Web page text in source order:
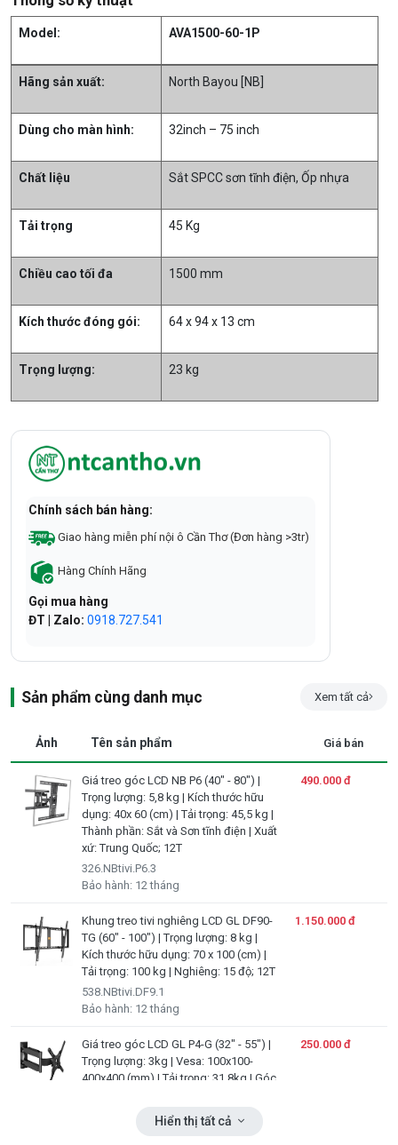
Model: AVA1500-60-1P
Hãng sản xuất: North Bayou [NB]
Dùng cho màn hình: 32inch – 75 inch
Chất liệu Sắt SPCC sơn tĩnh điện, Ốp nhựa
Tải trọng 45 Kg
Chiều cao tối đa 1500 mm
Kích thước đóng gói: 64 x 94 x 13 cm
Trọng lượng: 23 kg
Chính sách bán hàng:
Giao hàng miễn phí nội ô Cần Thơ (Đơn hàng >3tr)
Hàng Chính Hãng
Gọi mua hàng
ĐT | Zalo: 0918.727.541
Sản phẩm cùng danh mục Xem tất cả
Ảnh Tên sản phẩm Giá bán
Giá treo góc LCD NB P6 (40" - 80") |
Trọng lượng: 5,8 kg | Kích thước hữu
dụng: 40x 60 (cm) | Tải trọng: 45,5 kg |
Thành phần: Sắt và Sơn tĩnh điện | Xuất
xứ: Trung Quốc; 12T
326.NBtivi.P6.3
Bảo hành: 12 tháng
490.000 đ
Khung treo tivi nghiêng LCD GL DF90-
TG (60" - 100") | Trọng lượng: 8 kg |
Kích thước hữu dụng: 70 x 100 (cm) |
Tải trọng: 100 kg | Nghiêng: 15 độ; 12T
538.NBtivi.DF9.1
Bảo hành: 12 tháng
1.150.000 đ
Giá treo góc LCD GL P4-G (32" - 55") |
Trọng lượng: 3kg | Vesa: 100x100-
400x400 (mm) | Tải trọng: 31,8kg | Góc
độ / -10 độ | Phạm vi mở rộng: 55-
490mm | Thành phần: SPCC, sơn tĩnh
250.000 đ
Hiển thị tất cả